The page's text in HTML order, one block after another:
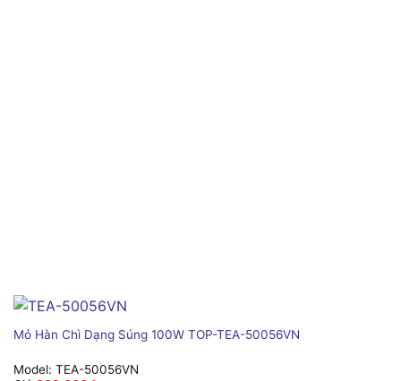
Mỏ Hàn Chì Dạng Súng 100W TOP-TEA-50056VN
Model: TEA-50056VN